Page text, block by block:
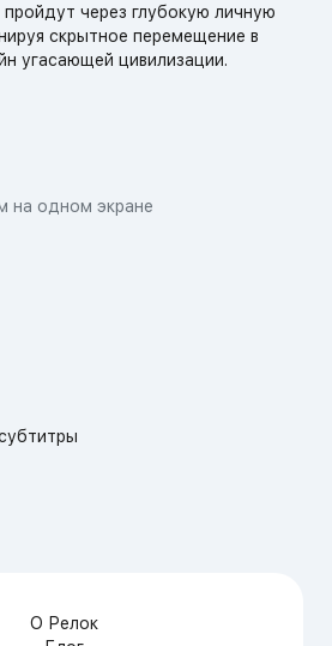
через глубокую личную
скрытное перемещение в
угасающей цивилизации.
на одном экране
О Релок